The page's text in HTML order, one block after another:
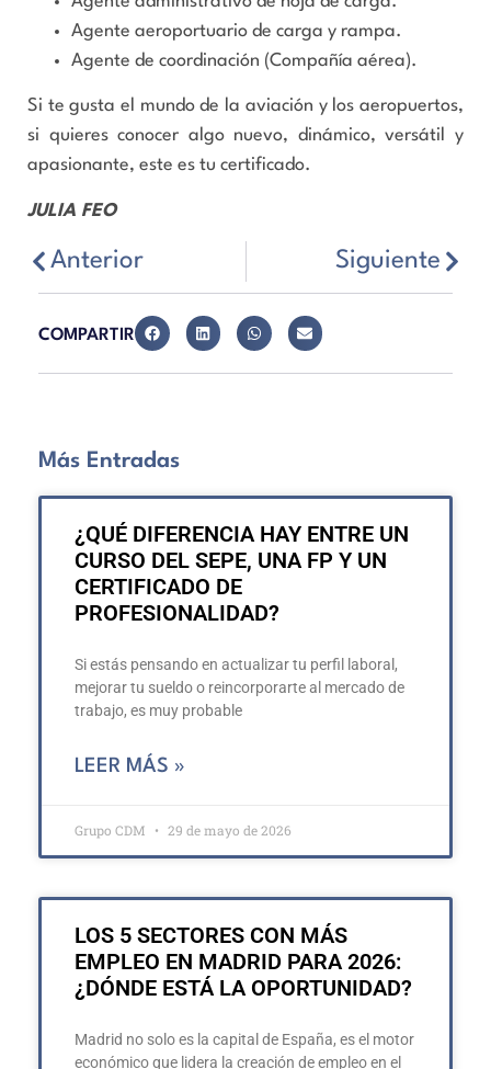
Agente aeroportuario de carga y rampa.
Agente de coordinación (Compañía aérea).
Si te gusta el mundo de la aviación y los aeropuertos,
si quieres conocer algo nuevo, dinámico, versátil y
apasionante, este es tu certificado.
JULIA FEO
Anterior Siguiente
COMPARTIR
Más Entradas
¿QUÉ DIFERENCIA HAY ENTRE UN
CURSO DEL SEPE, UNA FP Y UN
CERTIFICADO DE
PROFESIONALIDAD?
Si estás pensando en actualizar tu perfil laboral,
mejorar tu sueldo o reincorporarte al mercado de
trabajo, es muy probable
LEER MÁS »
Grupo CDM 29 de mayo de 2026
LOS 5 SECTORES CON MÁS
EMPLEO EN MADRID PARA 2026:
¿DÓNDE ESTÁ LA OPORTUNIDAD?
Madrid no solo es la capital de España, es el motor
económico que lidera la creación de empleo en el